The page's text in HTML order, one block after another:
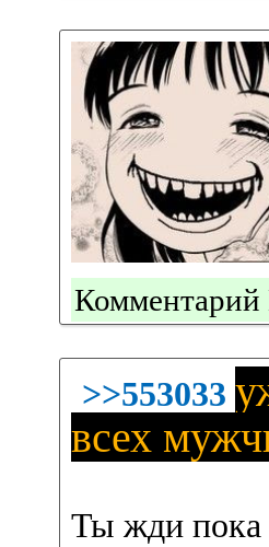
>>553033
всех
Ты жди пока